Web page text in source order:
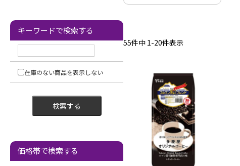
55件中 1-20件表示
キーワードで検索する
在庫のない商品を表示しない
検索する
価格帯で検索する